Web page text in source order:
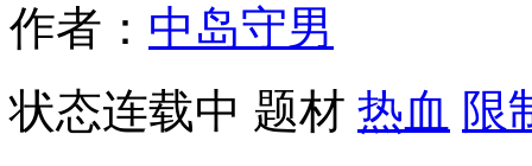
作者： 中岛守男
状态连载中 题材 热血 限